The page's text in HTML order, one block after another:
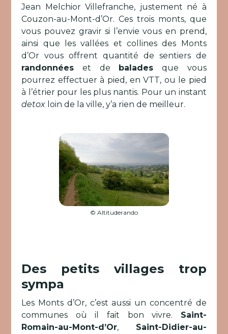
Jean Melchior Villefranche, justement né à
Couzon-au-Mont-d’Or. Ces trois monts, que
vous pouvez gravir si l’envie vous en prend,
ainsi que les vallées et collines des Monts
d’Or vous offrent quantité de sentiers de
randonnées et de balades que vous
pourrez effectuer à pied, en VTT, ou le pied
à l’étrier pour les plus nantis. Pour un instant
detox loin de la ville, y’a rien de meilleur.
© Altituderando
Des petits villages trop
sympa
Les Monts d’Or, c’est aussi un concentré de
communes où il fait bon vivre. Saint-
Romain-au-Mont-d’Or, Saint-Didier-au-